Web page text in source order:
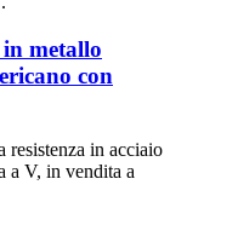
metallo
con